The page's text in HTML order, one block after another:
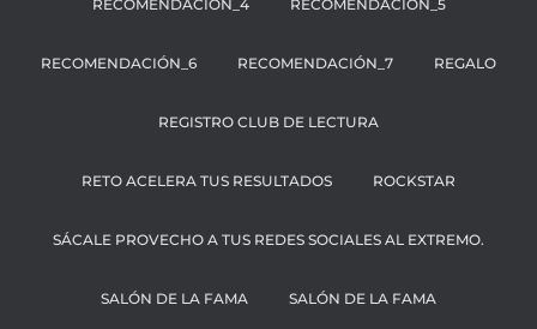
RECOMENDACIÓN_4 RECOMENDACIÓN_5
RECOMENDACIÓN_6 RECOMENDACIÓN_7 REGALO
REGISTRO CLUB DE LECTURA
RETO ACELERA TUS RESULTADOS ROCKSTAR
SÁCALE PROVECHO A TUS REDES SOCIALES AL EXTREMO.
SALÓN DE LA FAMA SALÓN DE LA FAMA